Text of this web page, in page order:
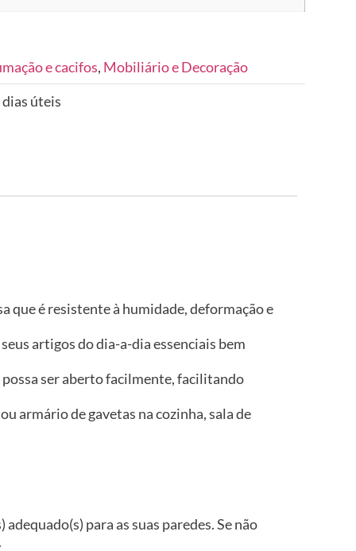
e cacifos, Mobiliário e Decoração
dias úteis
que é resistente à humidade, deformação e
artigos do dia-a-dia essenciais bem
ser aberto facilmente, facilitando
armário de gavetas na cozinha, sala de
para as suas paredes. Se não